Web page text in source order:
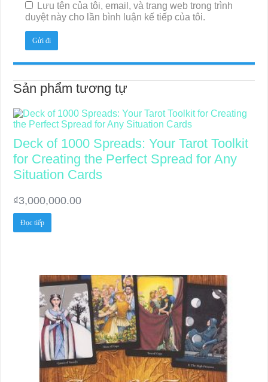
Lưu tên của tôi, email, và trang web trong trình
duyệt này cho lần bình luận kế tiếp của tôi.
Sản phẩm tương tự
Deck of 1000 Spreads: Your Tarot Toolkit
for Creating the Perfect Spread for Any
Situation Cards
₫3,000,000.00
Đọc tiếp